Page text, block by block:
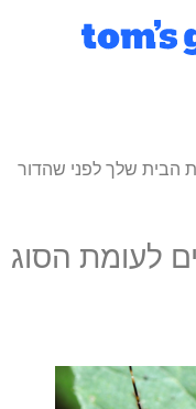
הבית שלך לפני שהדור
לעומת הסוג